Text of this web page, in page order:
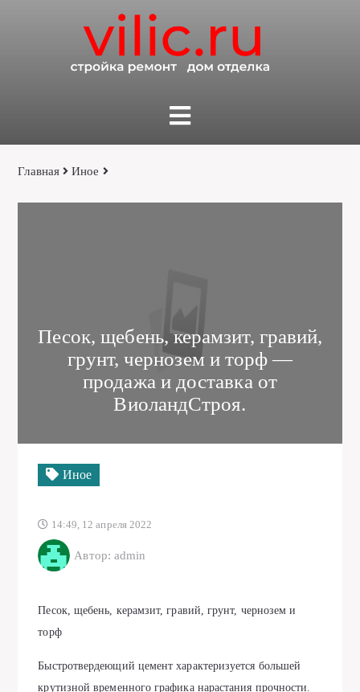
Главная Иное
Песок, щебень, керамзит, гравий,
грунт, чернозем и торф —
продажа и доставка от
ВиоландСтроя.
Иное
14:49, 12 апреля 2022
Автор: admin
Песок, щебень, керамзит, гравий, грунт, чернозем и
торф
Быстротвердеющий цемент характеризуется большей
крутизной временного графика нарастания прочности.